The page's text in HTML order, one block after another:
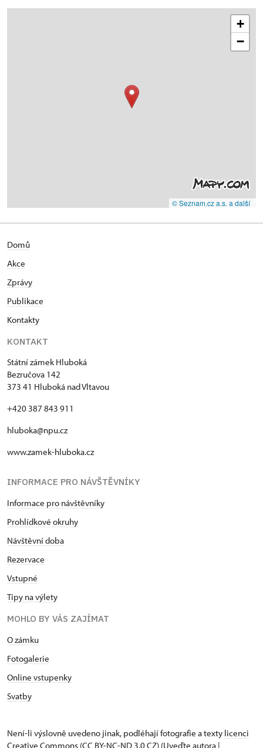
+
−
© Seznam.cz a.s. a další
Domů
Akce
Zprávy
Publikace
Kontakty
KONTAKT
Státní zámek Hluboká
Bezručova 142
373 41 Hluboká nad Vltavou
+420 387 843 911
hluboka@npu.cz
www.zamek-hluboka.cz
INFORMACE PRO NÁVŠTĚVNÍKY
Informace pro návštěvníky
Prohlídkové okruhy
Návštěvní doba
Rezervace
Vstupné
Tipy na výlety
MOHLO BY VÁS ZAJÍMAT
O zámku
Fotogalerie
Online vstupenky
Svatby
Není-li výslovně uvedeno jinak, podléhají fotografie a texty licenci
Creative Commons (CC BY-NC-ND 3.0 CZ) (Uveďte autora |